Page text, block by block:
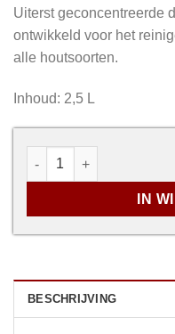
Uiterst geconcentreerde
ontwikkeld voor het
alle houtsoorten.
Inhoud: 2,5 L
Wood Cleaner aantal
IN
BESCHRIJVING